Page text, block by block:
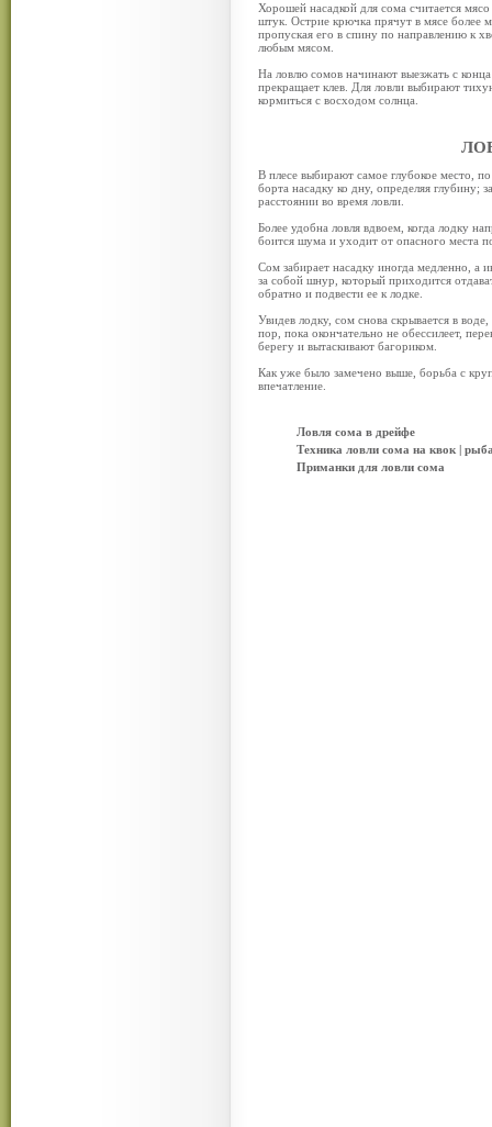
Хорошей насадкой для сома считается
штук. Острие крючка прячут в мясе
пропуская его в спину по направлению к
любым мясом.
На ловлю сомов начинают выезжать с
прекращает клев. Для ловли выбирают
кормиться с восходом солнца.
В плесе выбирают самое глубокое место,
борта насадку ко дну, определяя глубину;
расстоянии во время ловли.
Более удобна ловля вдвоем, когда лодку
боится шума и уходит от опасного места
Сом забирает насадку иногда медленно, а
за собой шнур, который приходится
обратно и подвести ее к лодке.
Увидев лодку, сом снова скрывается в
пор, пока окончательно не обессилеет,
берегу и вытаскивают багориком.
Как уже было замечено выше, борьба с
впечатление.
Ловля сома в дрейфе
Техника ловли сома на квок |
Приманки для ловли сома